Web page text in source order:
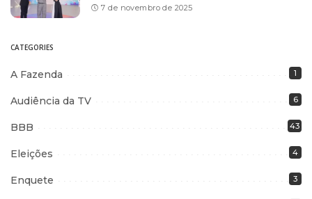
7 de novembro de 2025
CATEGORIES
A Fazenda 1
Audiência da TV 6
BBB 43
Eleições 4
Enquete 3